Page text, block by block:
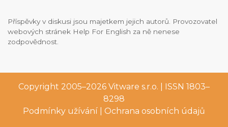
Příspěvky v diskusi jsou majetkem jejich autorů. Provozovatel
webových stránek Help For English za ně nenese
zodpovědnost.
Copyright 2005–2026 Vitware s.r.o. | ISSN 1803–
8298
Podmínky užívání
Ochrana osobních údajů